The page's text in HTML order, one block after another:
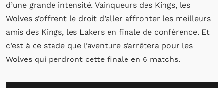
d’une grande intensité. Vainqueurs des Kings, les
Wolves s’offrent le droit d’aller affronter les meilleurs
amis des Kings, les Lakers en finale de conférence. Et
c’est à ce stade que l’aventure s’arrêtera pour les
Wolves qui perdront cette finale en 6 matchs.